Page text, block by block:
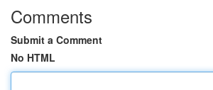
Comments
Submit a Comment
No HTML